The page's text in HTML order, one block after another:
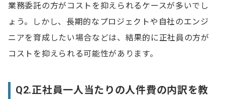
業務委託の方がコストを抑えられるケースが多いでし
ょう。しかし、長期的なプロジェクトや自社のエンジ
ニアを育成したい場合などは、結果的に正社員の方が
コストを抑えられる可能性があります。
Q2.正社員一人当たりの人件費の内訳を教